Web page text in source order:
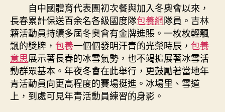
自中國體育代表團初次餐與加入冬奧會以來，
長春累計保送百余名各級國度隊包養網隊員。吉林
籍活動員持續多屆冬奧會有金牌進賬。一枚枚輕飄
飄的獎牌， 包養一個個發明汗青的光榮時辰， 包養
意思展示著長春的冰雪氣勢，也不竭擴展著冰雪活
動群眾基本。年夜冬會在此舉行，更鼓勵著當地年
青活動員向更高程度的賽場挺進。冰場里、雪道
上，到處可見年青活動員練習的身影。